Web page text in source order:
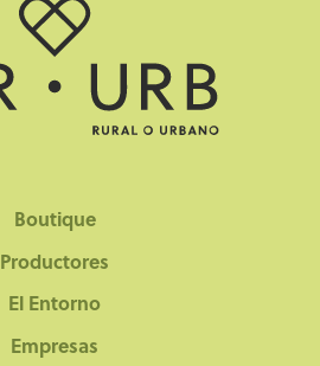
Boutique
Productores
El Entorno
Empresas